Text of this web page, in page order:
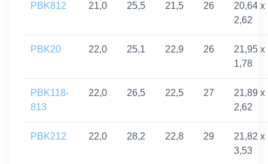
PBK812 21,0 25,5 21,5 26
20,64 x
2,62
PBK20 22,0 25,1 22,9 26
21,95 x
1,78
PBK118-
813
22,0 26,5 22,5 27
21,89 x
2,62
PBK212 22,0 28,2 22,8 29
21,82 x
3,53